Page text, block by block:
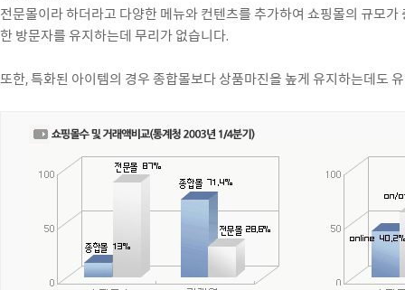
전문몰이라 하더라고 다양한 메뉴와 컨텐츠를 추가하여 쇼핑몰의 규모
한 방문자를 유지하는데 무리가 없습니다.
또한, 특화된 아이템의 경우 종합몰보다 상품마진을 높게 유지하는데도